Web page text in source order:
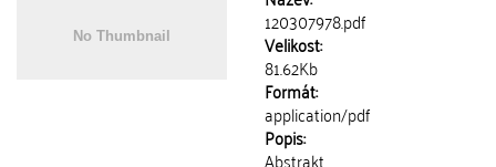
120307978.pdf
Velikost:
81.62Kb
Formát:
application/pdf
Popis:
Abstrakt